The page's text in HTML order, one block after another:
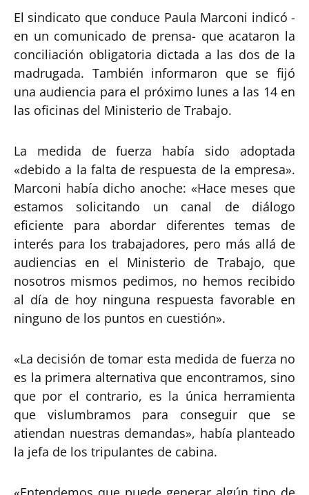
El sindicato que conduce Paula Marconi indicó -
en un comunicado de prensa- que acataron la
conciliación obligatoria dictada a las dos de la
madrugada. También informaron que se fijó
una audiencia para el próximo lunes a las 14 en
las oficinas del Ministerio de Trabajo.
La medida de fuerza había sido adoptada
«debido a la falta de respuesta de la empresa».
Marconi había dicho anoche: «Hace meses que
estamos solicitando un canal de diálogo
eficiente para abordar diferentes temas de
interés para los trabajadores, pero más allá de
audiencias en el Ministerio de Trabajo, que
nosotros mismos pedimos, no hemos recibido
al día de hoy ninguna respuesta favorable en
ninguno de los puntos en cuestión».
«La decisión de tomar esta medida de fuerza no
es la primera alternativa que encontramos, sino
que por el contrario, es la única herramienta
que vislumbramos para conseguir que se
atiendan nuestras demandas», había planteado
la jefa de los tripulantes de cabina.